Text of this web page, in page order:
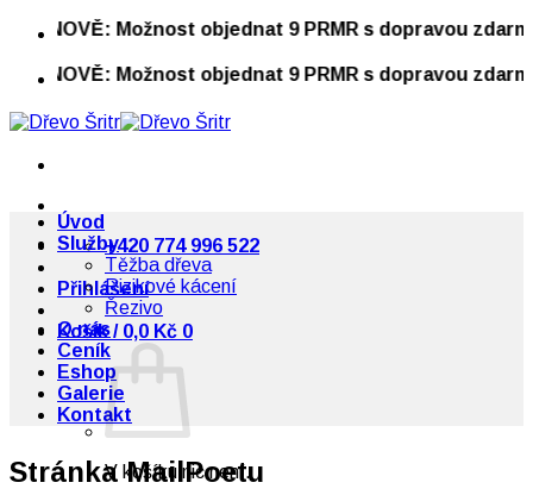
Přeskočit
obsah
🔥 NOVĚ: Možnost objednat 9 PRMR s dopravou
🔥 NOVĚ: Možnost objednat 9 PRMR s dopravou
+420 774 996 522
Přihlášení
Košík / 0,0 Kč 0
V košíku nic není.
Úvod
Služby
Těžba dřeva
Rizikové kácení
Řezivo
O nás
Ceník
Eshop
Galerie
Kontakt
Stránka MailPoetu